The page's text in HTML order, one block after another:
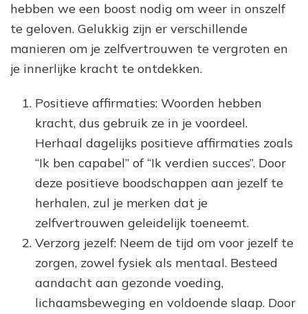
hebben we een boost nodig om weer in onszelf
te geloven. Gelukkig zijn er verschillende
manieren om je zelfvertrouwen te vergroten en
je innerlijke kracht te ontdekken.
Positieve affirmaties: Woorden hebben
kracht, dus gebruik ze in je voordeel.
Herhaal dagelijks positieve affirmaties zoals
“Ik ben capabel” of “Ik verdien succes”. Door
deze positieve boodschappen aan jezelf te
herhalen, zul je merken dat je
zelfvertrouwen geleidelijk toeneemt.
Verzorg jezelf: Neem de tijd om voor jezelf te
zorgen, zowel fysiek als mentaal. Besteed
aandacht aan gezonde voeding,
lichaamsbeweging en voldoende slaap. Door